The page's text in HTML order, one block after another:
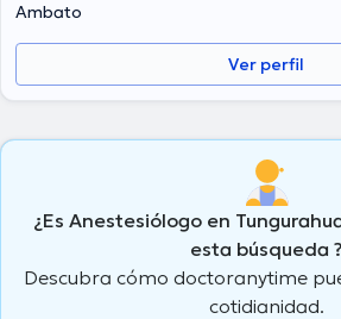
Ambato
Ver perfil
¿Es Anestesiólogo en
esta búsqueda ?
Descubra cómo doctoranytime
cotidianidad.